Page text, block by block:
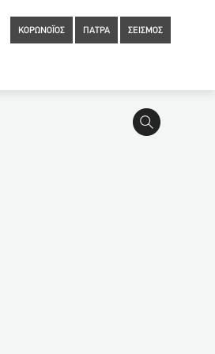
ΚΟΡΩΝΟΪΟΣ ΠΑΤΡΑ ΣΕΙΣΜΟΣ
13:40
που έπνιξαν με μαξιλάρι